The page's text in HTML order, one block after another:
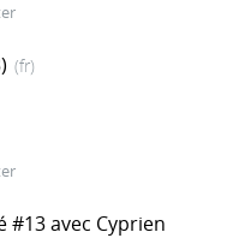
(fr)
avec Cyprien